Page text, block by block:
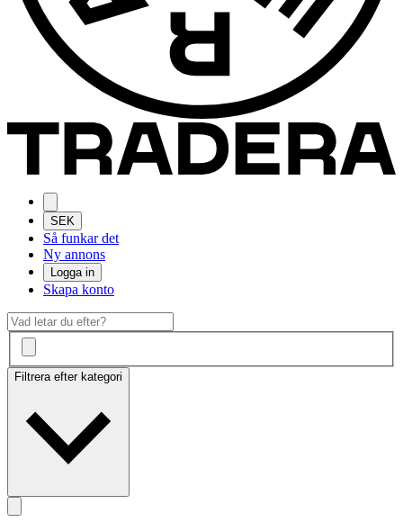
SEK
Så funkar det
Ny annons
Logga in
Skapa konto
Filtrera efter kategori